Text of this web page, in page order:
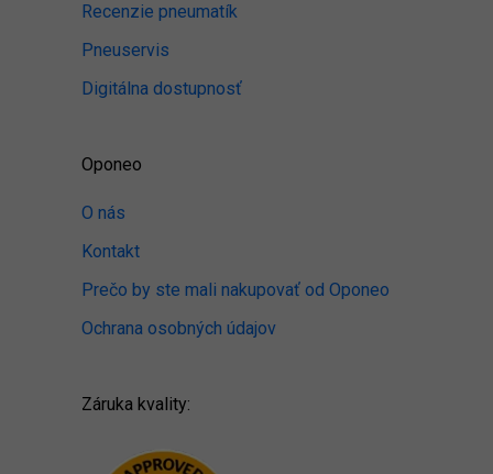
Recenzie pneumatík
Pneuservis
Digitálna dostupnosť
Oponeo
O nás
Kontakt
Prečo by ste mali nakupovať od Oponeo
Ochrana osobných údajov
Záruka kvality: